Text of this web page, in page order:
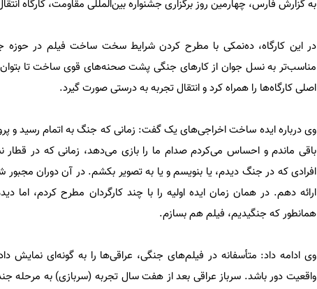
به گزارش فارس، چهارمین روز برگزاری جشنواره بین‌المللی مقاومت، کارگاه
در این کارگاه، ده‌نمکی با مطرح کردن شرایط سخت ساخت فیلم در حوزه
مناسب‌تر به نسل جوان از کارهای جنگی پشت صحنه‌های قوی ساخت تا بتوان
اصلی کارگاه‌ها را همراه کرد و انتقال تجربه به درستی صورت گیرد.
باقی ماندم و احساس می‌کردم صدام ما را بازی می‌دهد، زمانی که در قطار
افرادی که در جنگ دیدم، یا بنویسم و یا به تصویر بکشم. در آن دوران مجبور
ارائه دهم. در همان زمان ایده اولیه را با چند کارگردان مطرح کردم، اما
همانطور که جنگیدیم، فیلم هم بسازم.
وی ادامه داد: متأسفانه در فیلم‌های جنگی، عراقی‌ها را به گونه‌ای
واقعیت دور باشد. سرباز عراقی بعد از هفت سال تجربه (سربازی) به مرحله